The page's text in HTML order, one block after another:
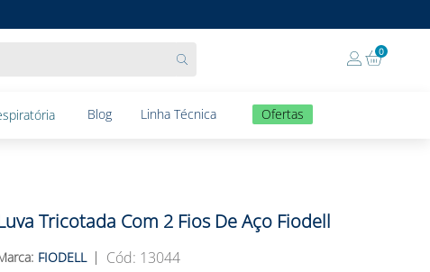
0
Blog Linha Técnica Ofertas
Tricotada Com 2 Fios De Aço Fiodell
FIODELL : 13044